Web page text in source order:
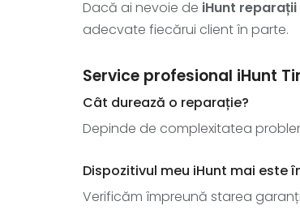
Dacă ai nevoie de iHunt
adecvate fiecărui client în parte.
Service profesional iHunt
Cât durează o reparație?
Depinde de complexitatea
Dispozitivul meu iHunt mai este
Verificăm împreună starea